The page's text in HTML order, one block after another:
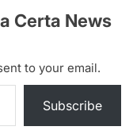
Certa News
to your email.
Subscribe